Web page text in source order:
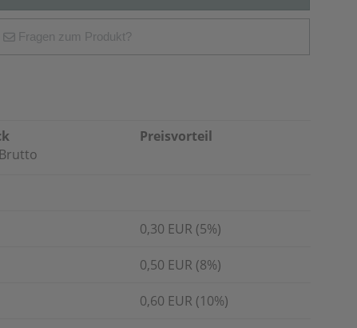
Fragen zum Produkt?
Brutto
Preisvorteil
0,30 EUR (5%)
0,50 EUR (8%)
0,60 EUR (10%)